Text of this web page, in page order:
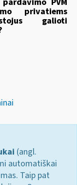
privatiems
galioti
(angl.
automatiškai
Taip pat